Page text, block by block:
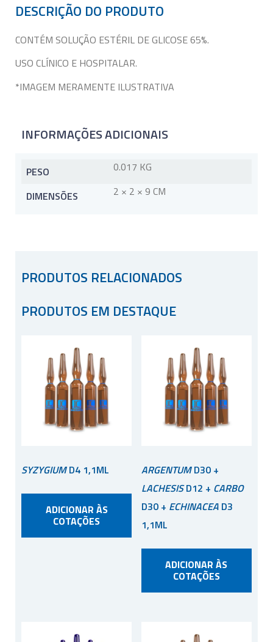
DESCRIÇÃO DO PRODUTO
CONTÉM SOLUÇÃO ESTÉRIL DE GLICOSE 65%.
USO CLÍNICO E HOSPITALAR.
*IMAGEM MERAMENTE ILUSTRATIVA
INFORMAÇÕES ADICIONAIS
PESO
0.017 KG
DIMENSÕES
2 × 2 × 9 CM
PRODUTOS RELACIONADOS
PRODUTOS EM DESTAQUE
SYZYGIUMD4 1,1ML
ADICIONAR ÀS
COTAÇÕES
ARGENTUMD30 +
LACHESISD12 + CARBO
D30 + ECHINACEAD3
1,1ML
ADICIONAR ÀS
COTAÇÕES